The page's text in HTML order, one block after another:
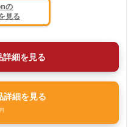
の
見る
細を見る
細を見る
円